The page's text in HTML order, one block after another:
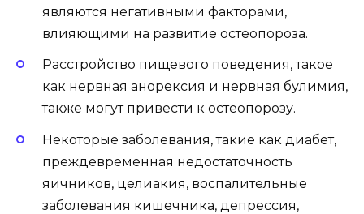
являются негативными факторами,
влияющими на развитие остеопороза.
Расстройство пищевого поведения, такое
как нервная анорексия и нервная булимия,
также могут привести к остеопорозу.
Некоторые заболевания, такие как диабет,
преждевременная недостаточность
яичников, целиакия, воспалительные
заболевания кишечника, депрессия,